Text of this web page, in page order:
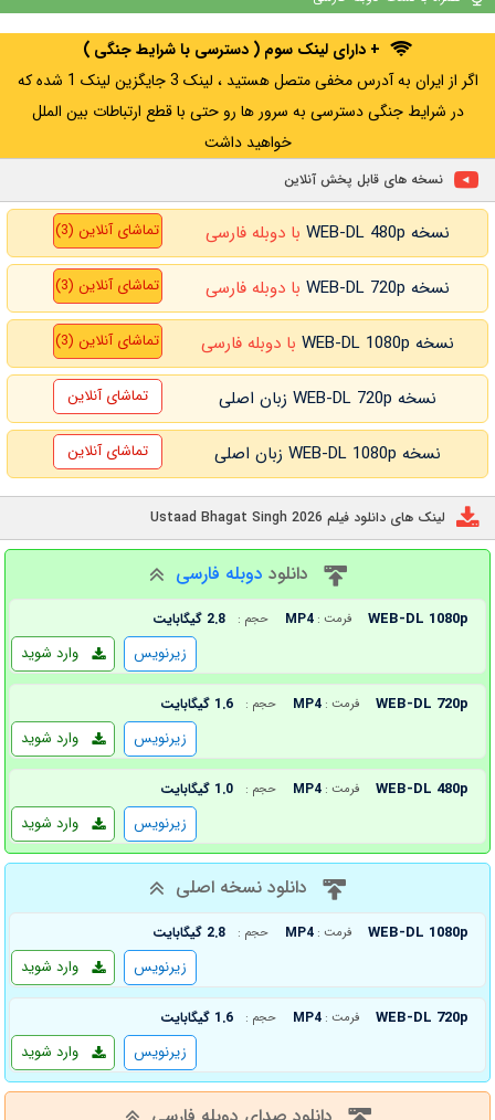
+ WATCHLIST
+ دارای لینک سوم ( دسترسی با شرایط جنگی )
اگر از ایران به آدرس مخفی متصل هستید ، لینک 3 جایگزین لینک 1 شده که
در شرایط جنگی دسترسی به سرور ها رو حتی با قطع ارتباطات بین الملل
خواهید داشت
نسخه های قابل پخش آنلاین
نسخه WEB-DL 480p با دوبله فارسی تماشای آنلاین (3)
نسخه WEB-DL 720p با دوبله فارسی تماشای آنلاین (3)
نسخه WEB-DL 1080p با دوبله فارسی تماشای آنلاین (3)
نسخه WEB-DL 720p زبان اصلی تماشای آنلاین
نسخه WEB-DL 1080p زبان اصلی تماشای آنلاین
لینک های دانلود فیلم Ustaad Bhagat Singh 2026
دانلود دوبله فارسی
WEB-DL 1080p فرمت : MP4 حجم : 2.8 گیگابایت
وارد شوید زیرنویس
WEB-DL 720p فرمت : MP4 حجم : 1.6 گیگابایت
وارد شوید زیرنویس
WEB-DL 480p فرمت : MP4 حجم : 1.0 گیگابایت
وارد شوید زیرنویس
دانلود نسخه اصلی
WEB-DL 1080p فرمت : MP4 حجم : 2.8 گیگابایت
وارد شوید زیرنویس
WEB-DL 720p فرمت : MP4 حجم : 1.6 گیگابایت
وارد شوید زیرنویس